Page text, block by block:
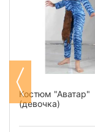
Костюм "Аватар"
(девочка)